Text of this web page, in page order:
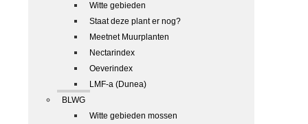
Witte gebieden
Staat deze plant er nog?
Meetnet Muurplanten
Nectarindex
Oeverindex
LMF-a (Dunea)
BLWG
Witte gebieden mossen